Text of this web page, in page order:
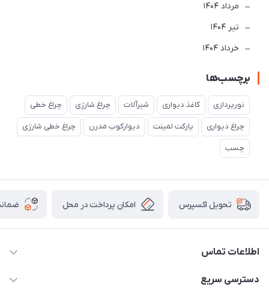
مرداد 1404
تير 1404
خرداد 1404
برچسب‌ها
نورپردازی کاغذ دیواری شیرآلات چراغ شارژی چراغ خطی
چراغ دیواری پارکت لمینت دیوارکوب مدرن چراغ خطی شارژی
چسب
تحویل اکسپرس امکان پرداخت در محل
اطلاعات تماس
09913878908 _ 09201096459 _ 021.28424157
دسترسی سریع